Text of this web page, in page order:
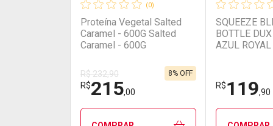
Ativar Desconto
Comprar sem Desconto
Comprar sem Desconto
Ativar
Comprar
Comprar
(0)
Proteína Vegetal Salted
Caramel - 600G Salted
Caramel - 600G
R$ 232,90
R$215,00
8% OFF
SQUEEZE
BOTTLE
AZUL
R$119,90